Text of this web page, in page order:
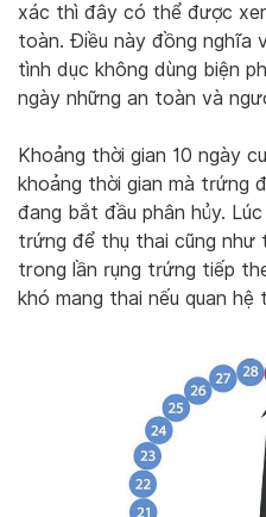
xác thì đây có thể được
toàn. Điều này đồng nghĩa
tình dục không dùng biện
ngày những an toàn và
Khoảng thời gian 10 ngày
khoảng thời gian mà trứng
đang bắt đầu phân hủy.
trứng để thụ thai cũng như
trong lần rụng trứng tiếp
khó mang thai nếu quan hệ